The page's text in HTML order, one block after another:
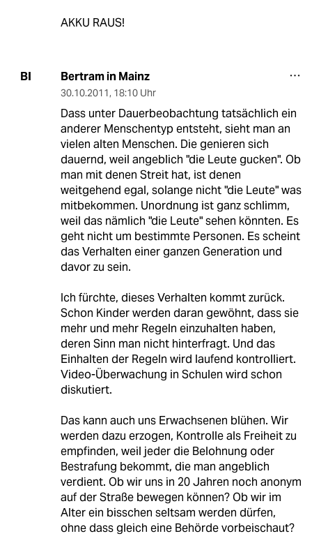
AKKU RAUS!
BI Bertram in Mainz
30.10.2011, 18:10 Uhr
Dass unter Dauerbeobachtung tatsächlich ein
anderer Menschentyp entsteht, sieht man an
vielen alten Menschen. Die genieren sich
dauernd, weil angeblich "die Leute gucken". Ob
man mit denen Streit hat, ist denen
weitgehend egal, solange nicht "die Leute" was
mitbekommen. Unordnung ist ganz schlimm,
weil das nämlich "die Leute" sehen könnten. Es
geht nicht um bestimmte Personen. Es scheint
das Verhalten einer ganzen Generation und
davor zu sein.
Ich fürchte, dieses Verhalten kommt zurück.
Schon Kinder werden daran gewöhnt, dass sie
mehr und mehr Regeln einzuhalten haben,
deren Sinn man nicht hinterfragt. Und das
Einhalten der Regeln wird laufend kontrolliert.
Video-Überwachung in Schulen wird schon
diskutiert.
Das kann auch uns Erwachsenen blühen. Wir
werden dazu erzogen, Kontrolle als Freiheit zu
empfinden, weil jeder die Belohnung oder
Bestrafung bekommt, die man angeblich
verdient. Ob wir uns in 20 Jahren noch anonym
auf der Straße bewegen können? Ob wir im
Alter ein bisschen seltsam werden dürfen,
ohne dass gleich eine Behörde vorbeischaut?